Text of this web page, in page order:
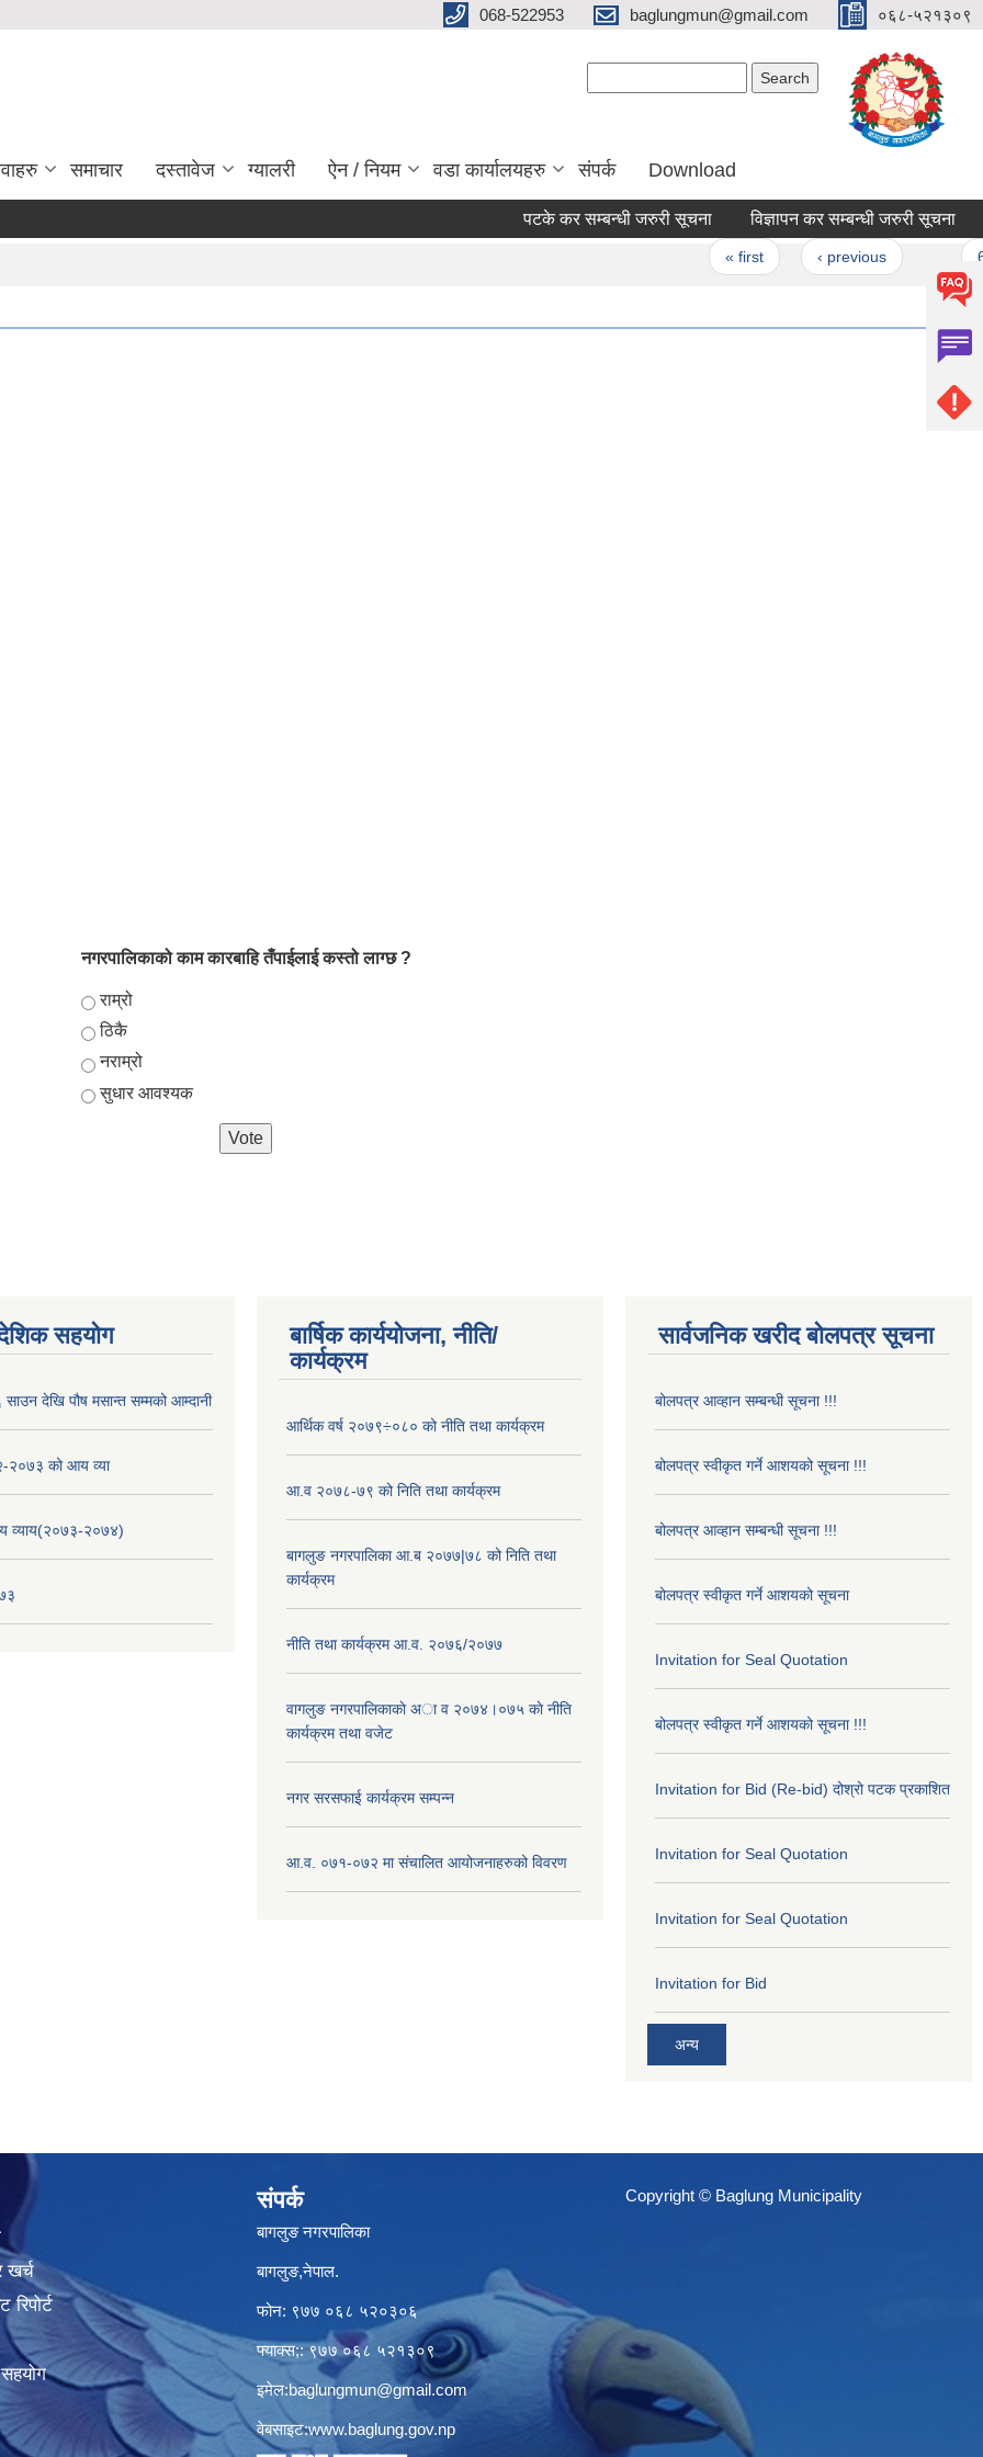
068-522953 baglungmun@gmail.com ०६८-५२१३०९
समाचार दस्तावेज ग्यालरी ऐन / नियम वडा कार्यालयहरु संपर्क Download
पटके कर सम्बन्धी जरुरी सूचना विज्ञापन कर सम्बन्धी जरुरी सूचना
« first ‹ previous
नगरपालिकाको काम कारबाहि तँपाईलाई कस्तो लाग्छ ?
Choices
राम्रो
ठिकै
नराम्रो
सुधार आवश्यक
सहयोग
साउन देखि पौष मसान्त सम्मको आम्दानी
को आय व्या
२०७४)
बार्षिक कार्ययोजना, नीति/
कार्यक्रम
आर्थिक वर्ष २०७९÷०८० को नीति तथा कार्यक्रम
आ.व २०७८-७९ को निति तथा कार्यक्रम
बागलुङ नगरपालिका आ.ब २०७७|७८ को निति तथा
कार्यक्रम
नीति तथा कार्यक्रम आ.व. २०७६/२०७७
वागलुङ नगरपालिकाकाे अा‍ व २०७४।०७५ काे नीति
कार्यक्रम तथा वजेट
नगर सरसफाई कार्यक्रम सम्पन्न
आ.व. ०७१-०७२ मा संचालित आयोजनाहरुको विवरण
सार्वजनिक खरीद बोलपत्र सूचना
बोलपत्र आव्हान सम्बन्धी सूचना !!!
बोलपत्र स्वीकृत गर्ने आशयको सूचना !!!
बोलपत्र आव्हान सम्बन्धी सूचना !!!
बोलपत्र स्वीकृत गर्ने आशयको सूचना
Invitation for Seal Quotation
बोलपत्र स्वीकृत गर्ने आशयको सूचना !!!
Invitation for Bid (Re-bid) दोश्रो पटक प्रकाशित
Invitation for Seal Quotation
Invitation for Seal Quotation
Invitation for Bid
अन्य
खर्च
संपर्क
बागलुङ नगरपालिका
बागलुङ,नेपाल.
फोन: ९७७ ०६८ ५२०३०६
फ्याक्स;: ९७७ ०६८ ५२१३०९
इमेल:baglungmun@gmail.com
वेबसाइट:www.baglung.gov.np
Copyright © Baglung Municipality